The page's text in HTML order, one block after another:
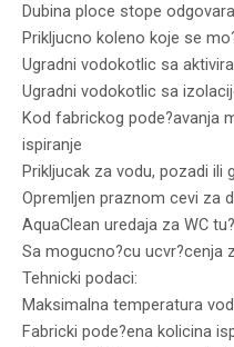
Dubina ploce stope
Prikljucno koleno koje se
Ugradni vodokotlic sa
Ugradni vodokotlic sa
Kod fabrickog pode?avanja
ispiranje
Prikljucak za vodu, pozadi ili
Opremljen praznom cevi za
AquaClean uredaja za WC tu?
Sa mogucno?cu ucvr?cenja
Tehnicki podaci:
Maksimalna temperatura
Fabricki pode?ena kolicina